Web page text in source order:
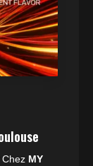
Chez MY